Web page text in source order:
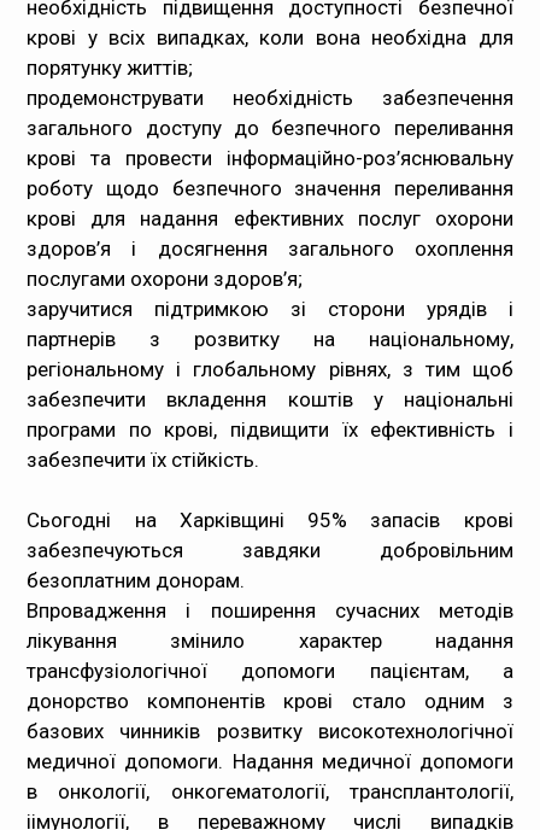
необхідність підвищення доступності безпечної
крові у всіх випадках, коли вона необхідна для
порятунку життів;
продемонструвати необхідність забезпечення
загального доступу до безпечного переливання
крові та провести інформаційно-роз’яснювальну
роботу щодо безпечного значення переливання
крові для надання ефективних послуг охорони
здоров’я і досягнення загального охоплення
послугами охорони здоров’я;
заручитися підтримкою зі сторони урядів і
партнерів з розвитку на національному,
регіональному і глобальному рівнях, з тим щоб
забезпечити вкладення коштів у національні
програми по крові, підвищити їх ефективність і
забезпечити їх стійкість.
Сьогодні на Харківщині 95% запасів крові
забезпечуються завдяки добровільним
безоплатним донорам.
Впровадження і поширення сучасних методів
лікування змінило характер надання
трансфузіологічної допомоги пацієнтам, а
донорство компонентів крові стало одним з
базових чинників розвитку високотехнологічної
медичної допомоги. Надання медичної допомоги
в онкології, онкогематології, трансплантології,
іімунології, в переважному числі випадків